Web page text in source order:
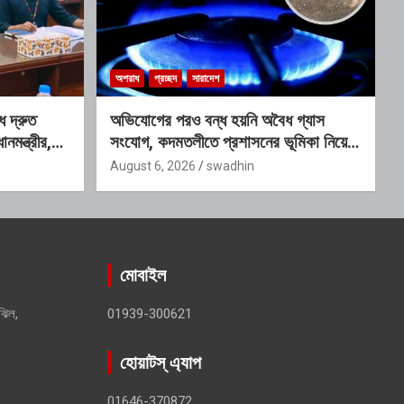
দ্রুত
অপরাধ প্রচ্ছদ সারাদেশ
অভিযোগের পরও বন্ধ হয়নি অবৈধ গ্যাস
সংযোগ, কদমতলীতে প্রশাসনের ভূমিকা নিয়ে
প্রশ্ন
August 6, 2026 swadhin
মোবাইল
01939-300621
হোয়াটস্ এ্যাপ